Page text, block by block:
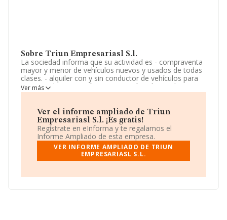
Sobre Triun Empresariasl S.l.
La sociedad informa que su actividad es - compraventa
mayor y menor de vehículos nuevos y usados de todas
clases. - alquiler con y sin conductor de vehículos para
eventos. -la promoción, construcción, obra civil,
reparación, reforma, acondicionamiento y decoración
tanto públicos co. La sociedad está inscrita en el
Registro Mercantil como Sociedad Limitada. Su CNAE
corresponde a 4781 con código 'Comercio al por menor
de productos alimenticios, bebidas y tabaco en puestos
de venta y en mercadillos'. La sociedad no tiene
actividad en mercados exteriores.
B21912597, tiene domicilio fiscal en Avenida Roble núm.
Ver más
Ver el informe ampliado de Triun
Empresariasl S.l. ¡Es gratis!
Regístrate en eInforma y te regalamos el
Informe Ampliado de esta empresa.
VER INFORME AMPLIADO DE TRIUN
EMPRESARIASL S.L.